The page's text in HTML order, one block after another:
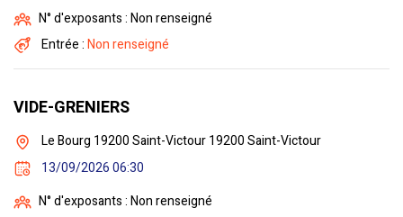
N° d'exposants : Non renseigné
Entrée :Non renseigné
VIDE-GRENIERS
Le Bourg 19200 Saint-Victour 19200 Saint-Victour
13/09/2026 06:30
N° d'exposants : Non renseigné